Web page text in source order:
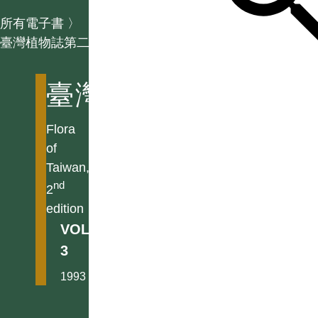
所有電子書 〉
臺灣植物誌第二版
臺灣植物誌第二版
Flora
of
Taiwan,
2nd
edition
VOL.
3
1993